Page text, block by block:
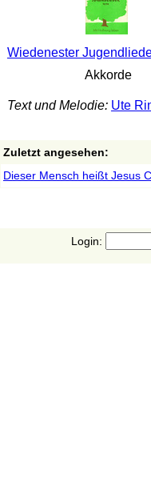
Wiedenester
Akkorde
Text und Melodie: Ute
Zuletzt angesehen:
Dieser Mensch heißt Jesus
Login: